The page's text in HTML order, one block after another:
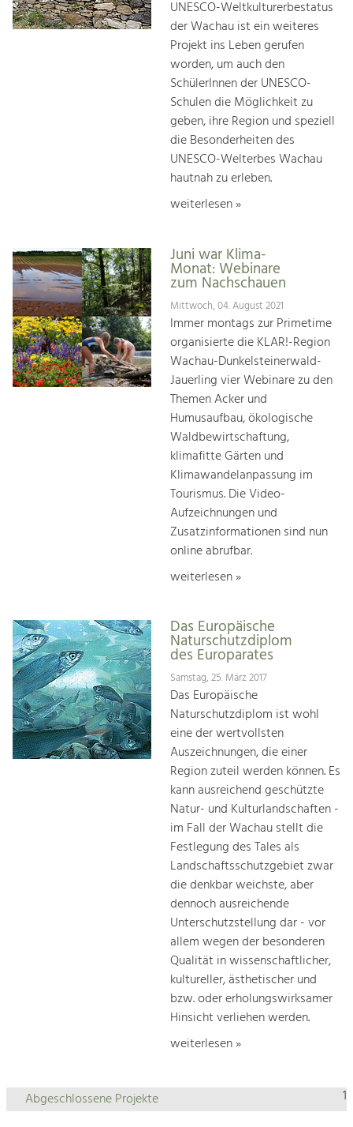
UNESCO-Weltkulturerbestatus
der Wachau ist ein weiteres
Projekt ins Leben gerufen
worden, um auch den
SchülerInnen der UNESCO-
Schulen die Möglichkeit zu
geben, ihre Region und speziell
die Besonderheiten des
UNESCO-Welterbes Wachau
hautnah zu erleben.
weiterlesen »
Juni war Klima-
Monat: Webinare
zum Nachschauen
Mittwoch, 04. August 2021
Immer montags zur Primetime
organisierte die KLAR!-Region
Wachau-Dunkelsteinerwald-
Jauerling vier Webinare zu den
Themen Acker und
Humusaufbau, ökologische
Waldbewirtschaftung,
klimafitte Gärten und
Klimawandelanpassung im
Tourismus. Die Video-
Aufzeichnungen und
Zusatzinformationen sind nun
online abrufbar.
weiterlesen »
Das Europäische
Naturschutzdiplom
des Europarates
Samstag, 25. März 2017
Das Europäische
Naturschutzdiplom ist wohl
eine der wertvollsten
Auszeichnungen, die einer
Region zuteil werden können. Es
kann ausreichend geschützte
Natur- und Kulturlandschaften -
im Fall der Wachau stellt die
Festlegung des Tales als
Landschaftsschutzgebiet zwar
die denkbar weichste, aber
dennoch ausreichende
Unterschutzstellung dar - vor
allem wegen der besonderen
Qualität in wissenschaftlicher,
kultureller, ästhetischer und
bzw. oder erholungswirksamer
Hinsicht verliehen werden.
weiterlesen »
1
Abgeschlossene Projekte